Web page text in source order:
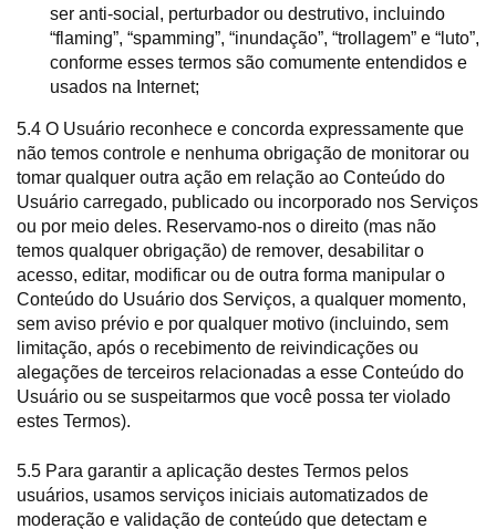
ser anti-social, perturbador ou destrutivo, incluindo
“flaming”, “spamming”, “inundação”, “trollagem” e “luto”,
conforme esses termos são comumente entendidos e
usados na Internet;
5.4 O Usuário reconhece e concorda expressamente que
não temos controle e nenhuma obrigação de monitorar ou
tomar qualquer outra ação em relação ao Conteúdo do
Usuário carregado, publicado ou incorporado nos Serviços
ou por meio deles. Reservamo-nos o direito (mas não
temos qualquer obrigação) de remover, desabilitar o
acesso, editar, modificar ou de outra forma manipular o
Conteúdo do Usuário dos Serviços, a qualquer momento,
sem aviso prévio e por qualquer motivo (incluindo, sem
limitação, após o recebimento de reivindicações ou
alegações de terceiros relacionadas a esse Conteúdo do
Usuário ou se suspeitarmos que você possa ter violado
estes Termos).
5.5 Para garantir a aplicação destes Termos pelos
usuários, usamos serviços iniciais automatizados de
moderação e validação de conteúdo que detectam e